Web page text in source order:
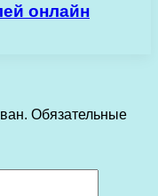
онлайн
Обязательные